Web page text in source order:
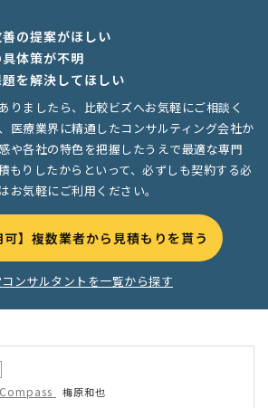
の提案がほしい
体策が不明
を解決してほしい
りましたら、比較ビズへお気軽にご相談く
医療業界に精通したコンサルティング会社か
や各社の特色を把握したうえで最適な専門
もりしたからといって、必ずしも契約する必
お気軽にご利用ください。
可】複数業者から見積もりを貰う
ンサルタントを一覧から探す
梅原和也